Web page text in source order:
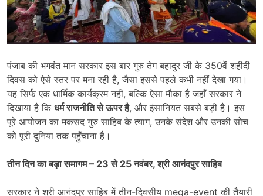
पंजाब की भगवंत मान सरकार इस बार गुरु तेग बहादुर जी के 350वें शहीदी
दिवस को ऐसे स्तर पर मना रही है, जैसा इससे पहले कभी नहीं देखा गया।
यह सिर्फ एक धार्मिक कार्यक्रम नहीं, बल्कि ऐसा मौका है जहाँ सरकार ने
दिखाया है कि धर्म राजनीति से ऊपर है, और इंसानियत सबसे बड़ी है। इस
पूरे आयोजन का मकसद गुरु साहिब के त्याग, उनके संदेश और उनकी सोच
को पूरी दुनिया तक पहुँचाना है।
तीन दिन का बड़ा समागम– 23से 25नवंबर,श्री आनंदपुर साहिब
सरकार ने श्री आनंदपुर साहिब में तीन-दिवसीय mega-event की तैयारी